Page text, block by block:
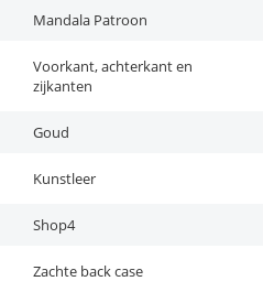
Mandala Patroon
Voorkant, achterkant en
zijkanten
Goud
Kunstleer
Shop4
Zachte back case